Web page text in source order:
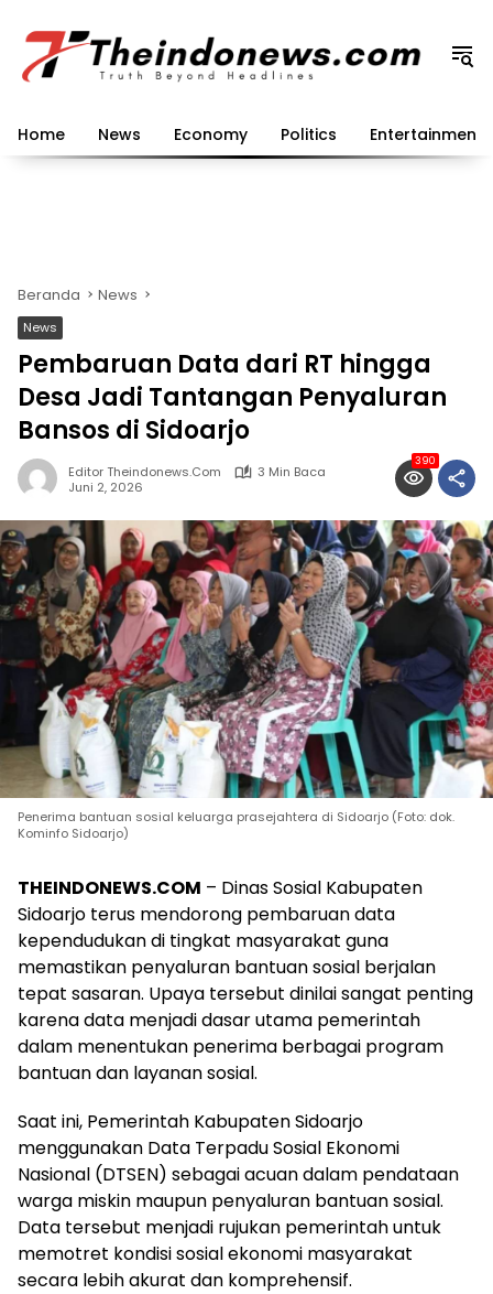
konten
Home News Economy Politics Entertainment
Beranda News
News
Pembaruan Data dari RT hingga
Desa Jadi Tantangan Penyaluran
Bansos di Sidoarjo
Editor Theindonews.com
3 Min Baca
Juni 2, 2026
390
Penerima bantuan sosial keluarga prasejahtera di Sidoarjo (Foto: dok.
Kominfo Sidoarjo)
THEINDONEWS.COM – Dinas Sosial Kabupaten
Sidoarjo terus mendorong pembaruan data
kependudukan di tingkat masyarakat guna
memastikan penyaluran bantuan sosial berjalan
tepat sasaran. Upaya tersebut dinilai sangat penting
karena data menjadi dasar utama pemerintah
dalam menentukan penerima berbagai program
bantuan dan layanan sosial.
Saat ini, Pemerintah Kabupaten Sidoarjo
menggunakan Data Terpadu Sosial Ekonomi
Nasional (DTSEN) sebagai acuan dalam pendataan
warga miskin maupun penyaluran bantuan sosial.
Data tersebut menjadi rujukan pemerintah untuk
memotret kondisi sosial ekonomi masyarakat
secara lebih akurat dan komprehensif.